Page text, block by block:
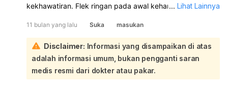
kekhawatiran. Flek ringan pada awal kehamilan bisa jadi
embrio menempel pada dinding rahim. Namun, flek juga
bisa menjadi tanda kondisi yang memerlukan perhatian
lebih lanjut:
Melihat riwayat flek yang berulang dan adanya gumpalan
atau selaput kecil yang Anda sebutkan, sangat
disarankan untuk segera berkonsultasi kembali dengan
... Lihat Lainnya
11 bulan yang lalu Suka masukan
Disclaimer: Informasi yang disampaikan di atas
adalah informasi umum, bukan pengganti saran
medis resmi dari dokter atau pakar.